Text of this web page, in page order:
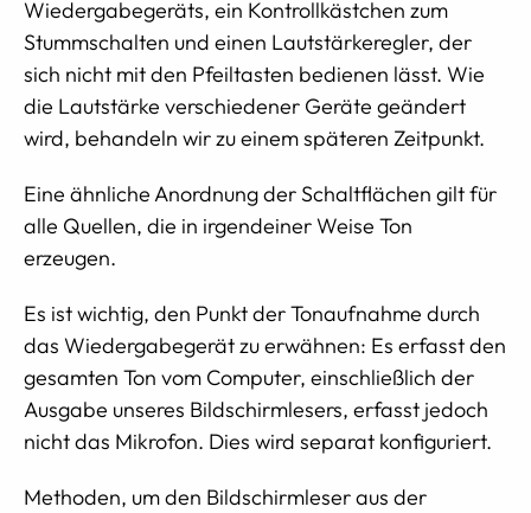
Wiedergabegeräts, ein Kontrollkästchen zum
Stummschalten und einen Lautstärkeregler, der
sich nicht mit den Pfeiltasten bedienen lässt. Wie
die Lautstärke verschiedener Geräte geändert
wird, behandeln wir zu einem späteren Zeitpunkt.
Eine ähnliche Anordnung der Schaltflächen gilt für
alle Quellen, die in irgendeiner Weise Ton
erzeugen.
Es ist wichtig, den Punkt der Tonaufnahme durch
das Wiedergabegerät zu erwähnen: Es erfasst den
gesamten Ton vom Computer, einschließlich der
Ausgabe unseres Bildschirmlesers, erfasst jedoch
nicht das Mikrofon. Dies wird separat konfiguriert.
Methoden, um den Bildschirmleser aus der